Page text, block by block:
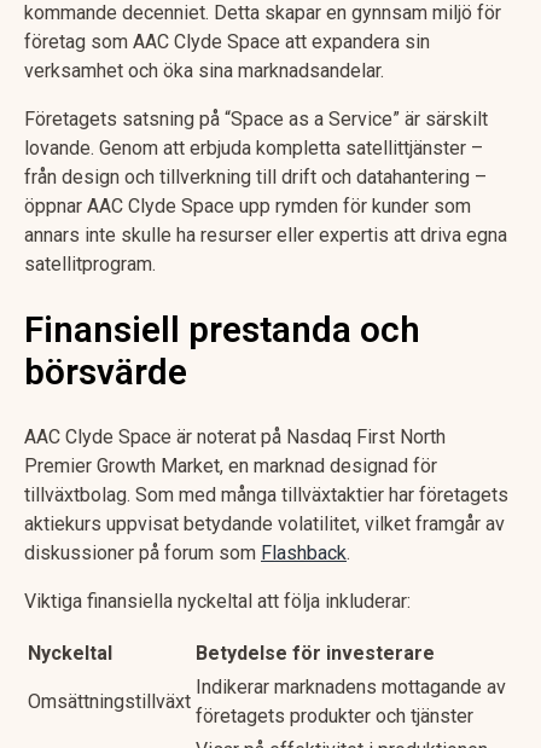
kommande decenniet. Detta skapar en gynnsam miljö för
företag som AAC Clyde Space att expandera sin
verksamhet och öka sina marknadsandelar.
Företagets satsning på “Space as a Service” är särskilt
lovande. Genom att erbjuda kompletta satellittjänster –
från design och tillverkning till drift och datahantering –
öppnar AAC Clyde Space upp rymden för kunder som
annars inte skulle ha resurser eller expertis att driva egna
satellitprogram.
Finansiell prestanda och
börsvärde
AAC Clyde Space är noterat på Nasdaq First North
Premier Growth Market, en marknad designad för
tillväxtbolag. Som med många tillväxtaktier har företagets
aktiekurs uppvisat betydande volatilitet, vilket framgår av
diskussioner på forum som Flashback.
Viktiga finansiella nyckeltal att följa inkluderar:
Nyckeltal Betydelse för investerare
Omsättningstillväxt
Indikerar marknadens mottagande av
företagets produkter och tjänster